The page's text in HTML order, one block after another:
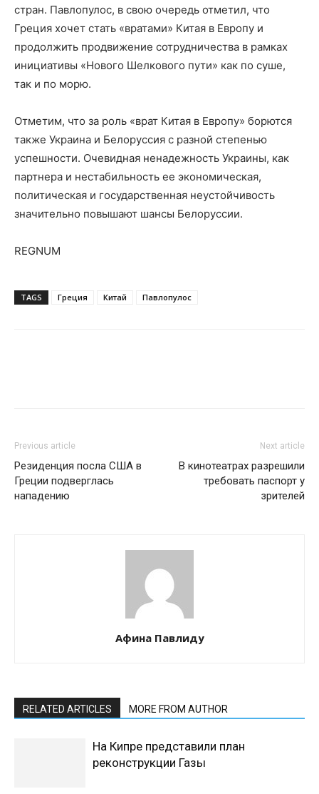
стран. Павлопулос, в свою очередь отметил, что
Греция хочет стать «вратами» Китая в Европу и
продолжить продвижение сотрудничества в рамках
инициативы «Нового Шелкового пути» как по суше,
так и по морю.
Отметим, что за роль «врат Китая в Европу» борются
также Украина и Белоруссия с разной степенью
успешности. Очевидная ненадежность Украины, как
партнера и нестабильность ее экономическая,
политическая и государственная неустойчивость
значительно повышают шансы Белоруссии.
REGNUM
TAGS Греция Китай Павлопулос
Previous article
Резиденция посла США в
Греции подверглась
нападению
Next article
В кинотеатрах разрешили
требовать паспорт у
зрителей
Афина Павлиду
RELATED ARTICLES MORE FROM AUTHOR
На Кипре представили план
реконструкции Газы